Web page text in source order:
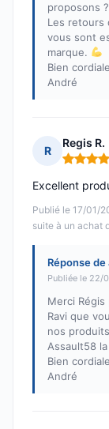
proposons ?
Les retours
vous sont
marque.
Bien
André
R
Regis R.
Note : 5
Publié le 17/01/
suite à un achat
Excellent
Réponse
Publiée le 22/
Merci
Ravi que
nos
Assault58
Bien
André